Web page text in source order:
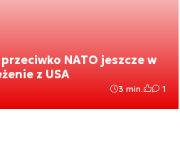
NATO jeszcze w
z USA
3 min. 1